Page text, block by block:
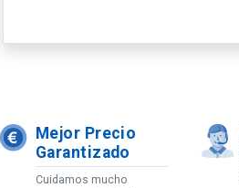
Mejor Precio
Garantizado
Cuidamos mucho